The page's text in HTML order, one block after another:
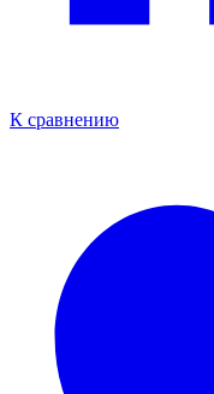
К сравнению